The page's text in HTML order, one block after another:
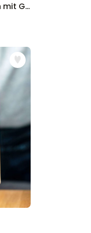
Personalisierbare Socken mit Gesicht und Hintergründen